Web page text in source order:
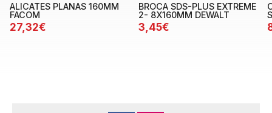
ALICATES PLANAS 160MM
FACOM
27,32€
BROCA SDS-PLUS EXTREME
2- 8X160MM DEWALT
3,45€